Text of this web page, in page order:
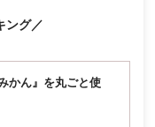
ング／
かん』を丸ごと使